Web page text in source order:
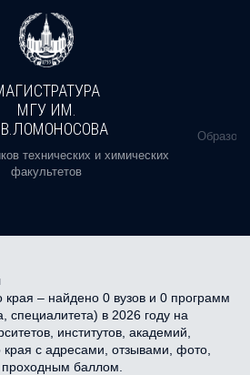
МГУ ИМ.
технических и химических
факультетов
края – найдено 0 вузов и 0 программ
специалитета) в 2026 году на
институтов, академий,
края с адресами, отзывами, фото,
баллом.